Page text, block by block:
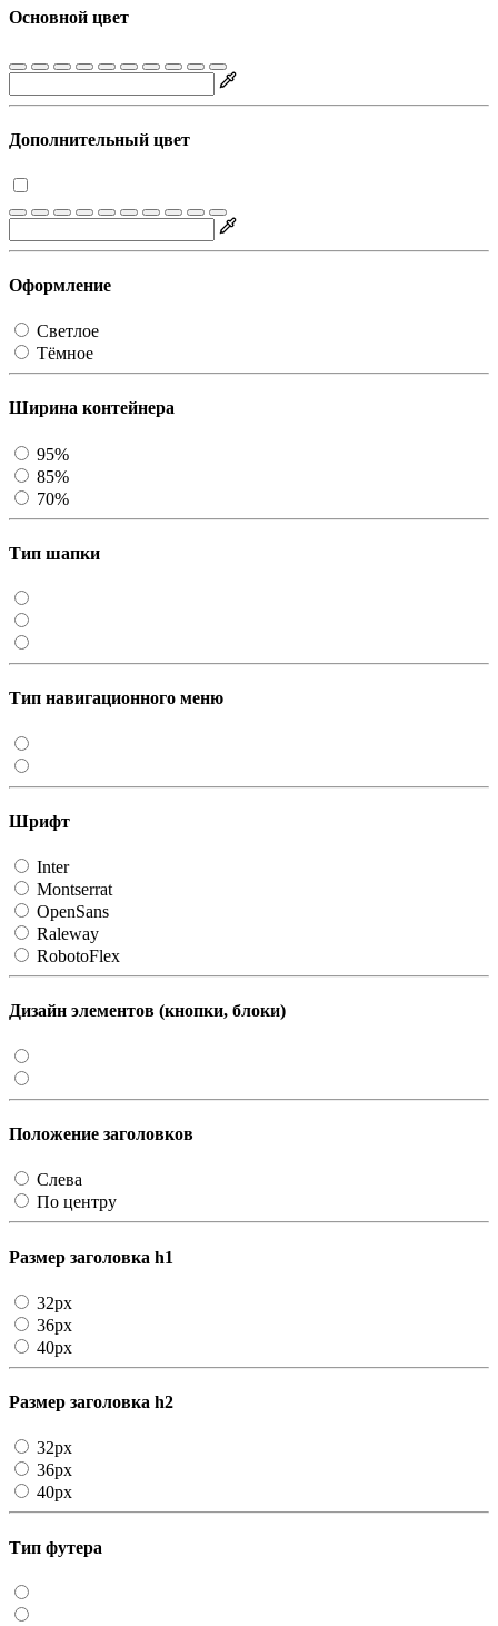
Основной цвет
Дополнительный цвет
Оформление
Светлое
Тёмное
Ширина контейнера
95%
85%
70%
Тип шапки
Тип навигационного меню
Шрифт
Inter
Montserrat
OpenSans
Raleway
RobotoFlex
Дизайн элементов (кнопки, блоки)
Положение заголовков
Слева
По центру
Размер заголовка h1
32px
36px
40px
Размер заголовка h2
32px
36px
40px
Тип футера